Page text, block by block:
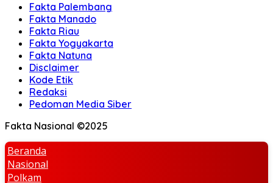
Fakta Palembang
Fakta Manado
Fakta Riau
Fakta Yogyakarta
Fakta Natuna
Disclaimer
Kode Etik
Redaksi
Pedoman Media Siber
Fakta Nasional ©2025
Beranda
Nasional
Polkam